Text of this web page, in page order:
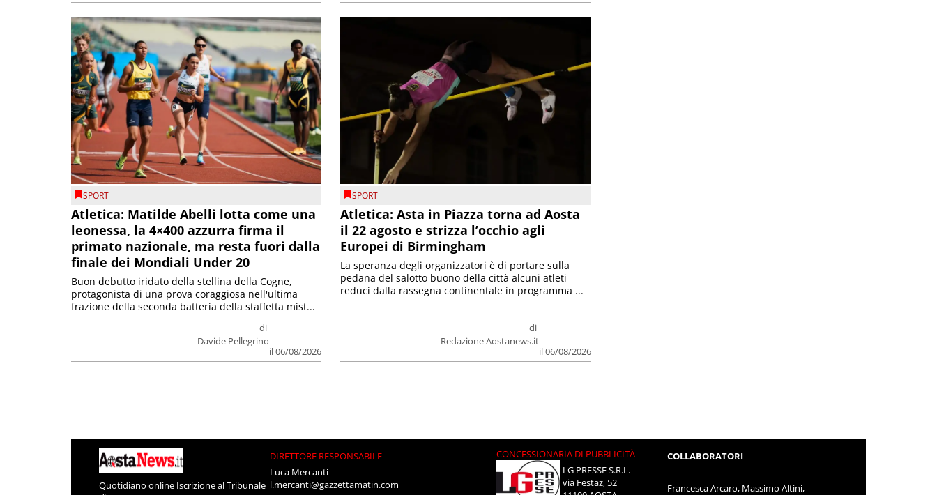
SPORT
Atletica: Matilde Abelli lotta come una
leonessa, la 4×400 azzurra firma il
primato nazionale, ma resta fuori dalla
finale dei Mondiali Under 20
di
Davide Pellegrino
il 06/08/2026
Buon debutto iridato della stellina della Cogne,
protagonista di una prova coraggiosa nell'ultima
frazione della seconda batteria della staffetta mist...
SPORT
Atletica: Asta in Piazza torna ad Aosta
il 22 agosto e strizza l’occhio agli
Europei di Birmingham
di
Redazione Aostanews.it
il 06/08/2026
La speranza degli organizzatori è di portare sulla
pedana del salotto buono della città alcuni atleti
reduci dalla rassegna continentale in programma ...
Quotidiano online Iscrizione al Tribunale
DIRETTORE RESPONSABILE
Luca Mercanti
l.mercanti@gazzettamatin.com
CONCESSIONARIA DI PUBBLICITÀ
LG PRESSE S.R.L.
via Festaz, 52
COLLABORATORI
Francesca Arcaro, Massimo Altini,